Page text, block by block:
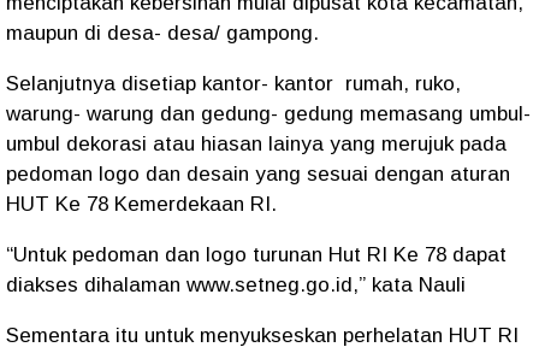
maupun di desa- desa/ gampong.
Selanjutnya disetiap kantor- kantor rumah, ruko,
warung- warung dan gedung- gedung memasang umbul-
umbul dekorasi atau hiasan lainya yang merujuk pada
pedoman logo dan desain yang sesuai dengan aturan
HUT Ke 78 Kemerdekaan RI.
“Untuk pedoman dan logo turunan Hut RI Ke 78 dapat
diakses dihalaman www.setneg.go.id,” kata Nauli
Sementara itu untuk menyukseskan perhelatan HUT RI